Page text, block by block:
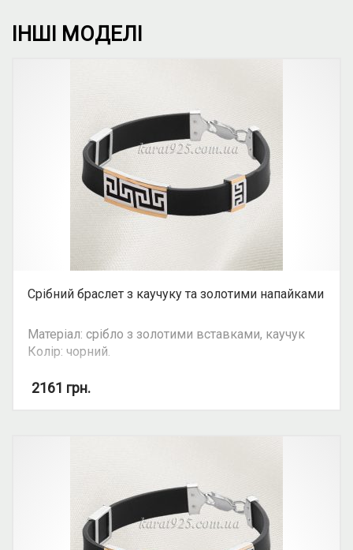
ІНШІ МОДЕЛІ
Срібний браслет з каучуку та золотими напайками
Матеріал: срібло з золотими вставками, каучук
Колір: чорний.
Увага: ціна ланцюгів та браслетів залежить від
2161 грн.